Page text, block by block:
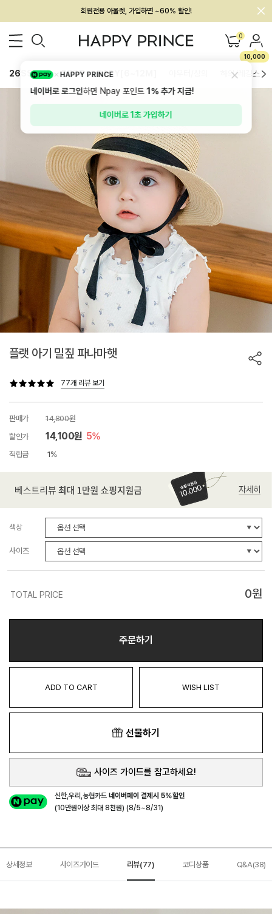
회원전용 아울렛, 가입하면 ~60% 할인!
멤버십 최대 28,000원 혜택 0
10,000
26SS 신상 BEST BABY[6~12M] 하의/레깅스
플랫 아기 밀짚 파나마햇
77개 리뷰 보기
판매가
14,800원
할인가
14,100원 5%
적립금 1%
색상
사이즈
TOTAL PRICE 0원
주문하기
ADD TO CART WISH LIST
선물하기
사이즈 가이드를 참고하세요!
신한,우리,농협카드네이버페이 결제시 5%할인
(10만원이상 최대 8천원) (8/5~8/31)
상세정보 사이즈가이드 리뷰(77) 코디상품 Q&A(38)
HAPPY PRINCE
네이버로 로그인하면 Npay 포인트1%추가 지급!
네이버로 1초 가입하기